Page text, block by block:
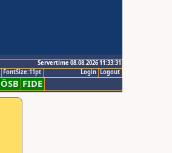
Servertime 08.08.2026 11:33:31
Logout
Login
FontSize:11pt
ÖSB FIDE